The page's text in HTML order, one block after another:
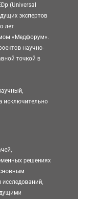
(Universal
экспертов
лет
«Медфорум».
научно-
точкой в
исключительно
решениях